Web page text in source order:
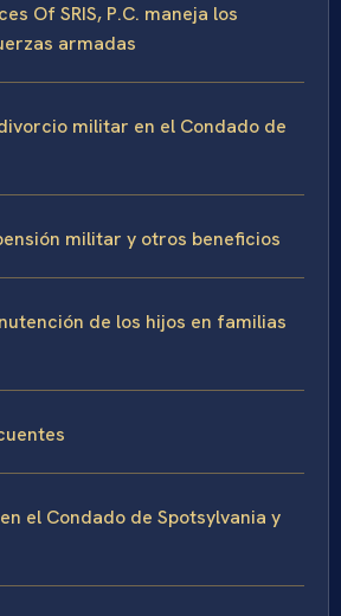
Of SRIS, P.C. maneja los
armadas
militar en el Condado de
militar y otros beneficios
de los hijos en familias
el Condado de Spotsylvania y